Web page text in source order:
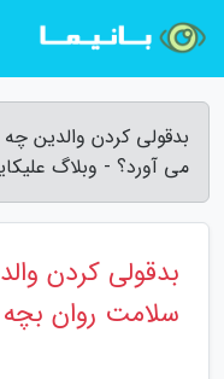
بدقولی کردن والدین
می آورد؟ - وبلاگ
بدقولی کردن
سلامت روان